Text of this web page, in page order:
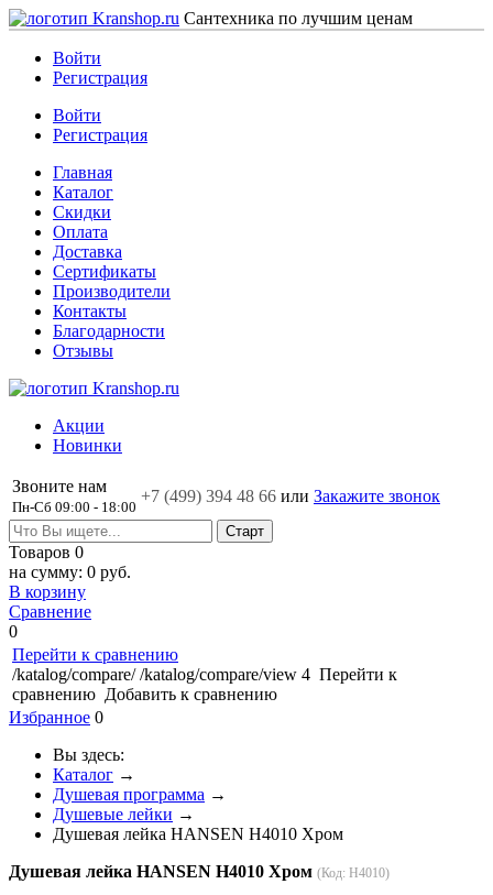
Сантехника по лучшим ценам
Войти
Регистрация
Войти
Регистрация
Главная
Каталог
Скидки
Оплата
Доставка
Сертификаты
Производители
Контакты
Благодарности
Отзывы
Акции
Новинки
Звоните нам
Пн-Сб 09:00 - 18:00
+7 (499) 394 48 66 или Закажите звонок
Товаров 0
на сумму: 0 руб.
В корзину
Сравнение
0
Перейти к сравнению
/katalog/compare/ /katalog/compare/view 4 Перейти к
сравнению Добавить к сравнению
Избранное 0
Вы здесь:
Каталог →
Душевая программа →
Душевые лейки →
Душевая лейка HANSEN H4010 Хром
Душевая лейка HANSEN H4010 Хром (Код: H4010)